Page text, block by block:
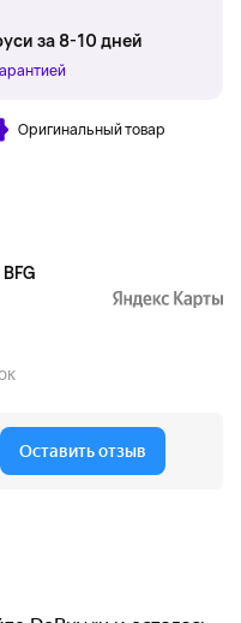
за 8-10 дней
Оригинальный товар